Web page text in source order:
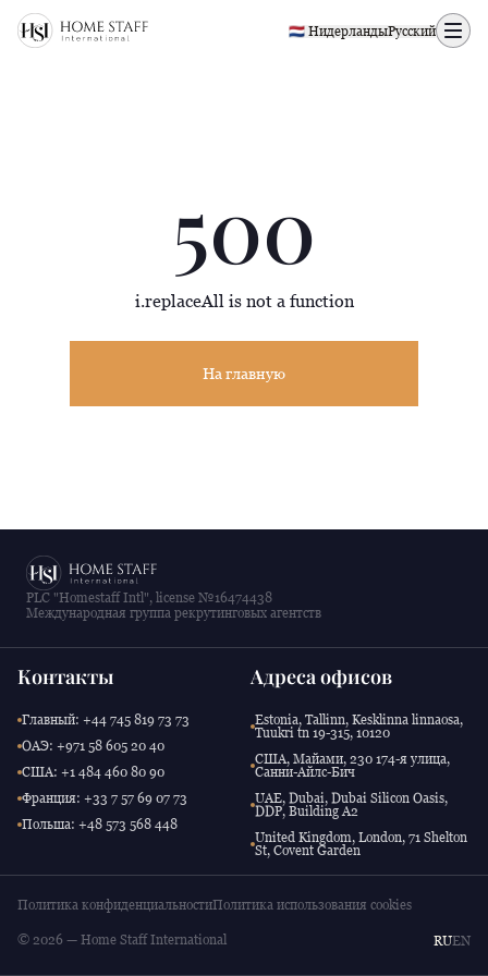
500 page
🇳🇱 НидерландыРусский
500
i.replaceAll is not a function
На главную
PLC "Homestaff Intl", license №16474438
Международная группа рекрутинговых агентств
Контакты
Главный: +44 745 819 73 73
ОАЭ: +971 58 605 20 40
США: +1 484 460 80 90
Франция: +33 7 57 69 07 73
Польша: +48 573 568 448
Адреса офисов
Estonia, Tallinn, Kesklinna linnaosa,
Tuukri tn 19-315, 10120
США, Майами, 230 174-я улица,
Санни-Айлс-Бич
UAE, Dubai, Dubai Silicon Oasis,
DDP, Building A2
United Kingdom, London, 71 Shelton
St, Covent Garden
Политика конфиденциальностиПолитика использования cookies
© 2026 — Home Staff International RUEN